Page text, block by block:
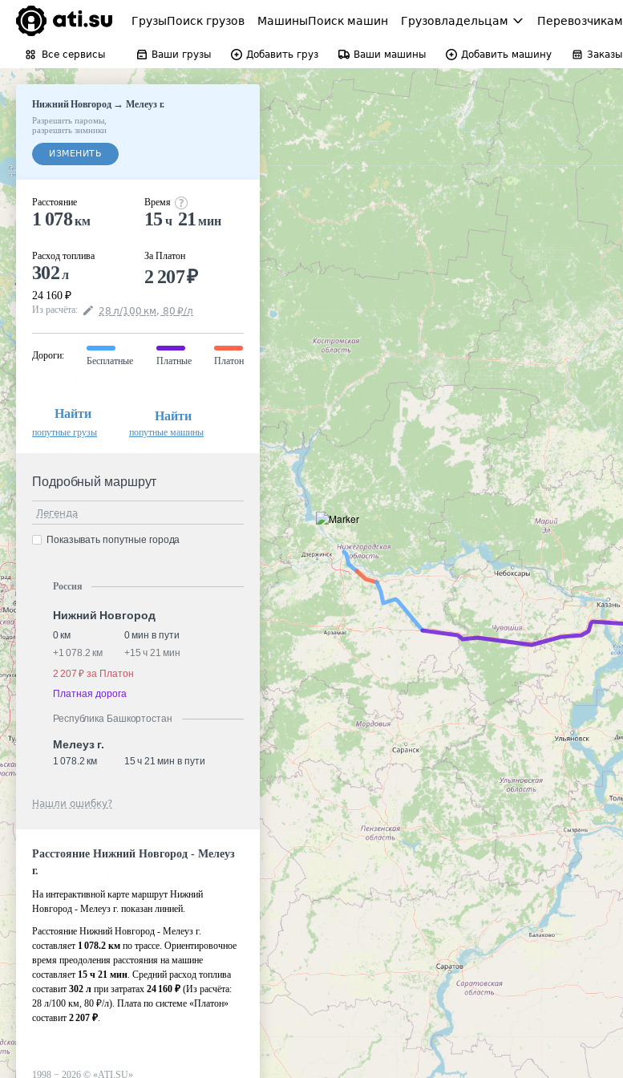
ГрузыПоиск грузов МашиныПоиск машин Грузовладельцам Перевозчикам
Все сервисы Ваши грузы Добавить груз Ваши машины Добавить машину Заказы
Нижний Новгород→Мелеуз г.
Разрешить паромы
разрешить зимники
ИЗМЕНИТЬ
Расстояние
1 078км
Расход топлива
302л
24 160 ₽
Время
15 ч 21 мин
За Платон
2 207₽
Из расчёта: 28 л/100 км, 80 ₽/л
Дороги:
Бесплатные Платные Платон
Найти
попутные грузы
Найти
попутные машины
Подробный маршрут
Легенда
Показывать попутные города
Россия
Нижний Новгород
0 км
0 мин в пути
+1 078.2 км +15 ч 21 мин
2 207 ₽ за Платон
Платная дорога
Республика Башкортостан
Мелеуз г.
1 078.2 км 15 ч 21 мин в пути
Нашли ошибку?
Расстояние Нижний Новгород - Мелеуз
г.
На интерактивной карте маршрут Нижний
Новгород - Мелеуз г. показан линией.
Расстояние Нижний Новгород - Мелеуз г.
составляет 1 078.2 км по трассе. Ориентировочное
время преодоления расстояния на машине
составляет 15 ч 21 мин. Средний расход топлива
составит 302 л при затратах 24 160 ₽ (Из расчёта:
28 л/100 км, 80 ₽/л). Плата по системе «Платон»
составит 2 207 ₽.
1998 − 2026 © «ATI.SU»